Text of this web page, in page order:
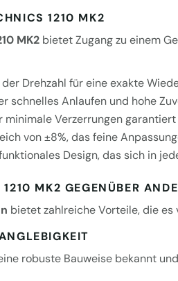
1210 MK2
MK2 bietet Zugang zu einem
Drehzahl für eine exakte
schnelles Anlaufen und hohe
minimale Verzerrungen
von ±8%, das feine
Design, das sich in
MK2 GEGENÜBER
bietet zahlreiche Vorteile, die
robuste Bauweise bekannt